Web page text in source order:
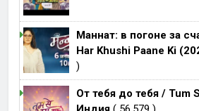
Маннат: в погоне за
Har Khushi Paane Ki
)
От тебя до тебя / Tum